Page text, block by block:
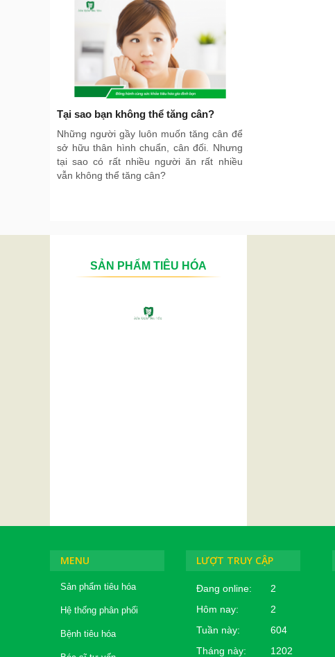
Tại sao bạn không thể tăng cân?
Những người gầy luôn muốn tăng cân để
sở hữu thân hình chuẩn, cân đối. Nhưng
tại sao có rất nhiều người ăn rất nhiều
vẫn không thể tăng cân?
SẢN PHẨM TIÊU HÓA
MENU
Sản phẩm tiêu hóa
Hệ thống phân phối
Bệnh tiêu hóa
LƯỢT TRUY CẬP
Đang online:
2
Hôm nay:
2
Tuần này:
604
Tháng này:
1202